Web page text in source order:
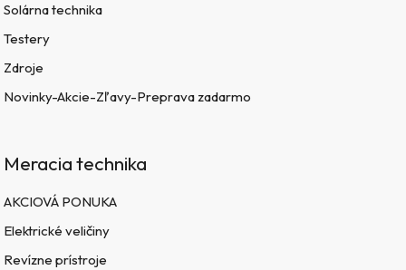
Solárna technika
Testery
Zdroje
Novinky-Akcie-Zľavy-Preprava zadarmo
Meracia technika
AKCIOVÁ PONUKA
Elektrické veličiny
Revízne prístroje